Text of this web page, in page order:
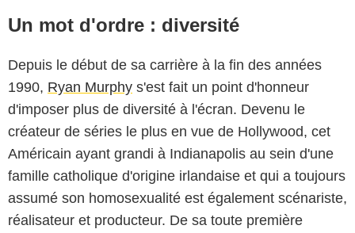
Un mot d'ordre : diversité
Depuis le début de sa carrière à la fin des années
1990, Ryan Murphy s'est fait un point d'honneur
d'imposer plus de diversité à l'écran. Devenu le
créateur de séries le plus en vue de Hollywood, cet
Américain ayant grandi à Indianapolis au sein d'une
famille catholique d'origine irlandaise et qui a toujours
assumé son homosexualité est également scénariste,
réalisateur et producteur. De sa toute première